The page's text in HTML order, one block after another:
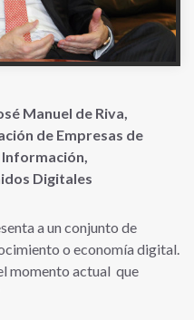
de Riva,
de Empresas de
Digitales
a un conjunto de
o economía digital.
momento actual que